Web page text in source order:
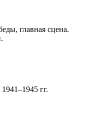
главная сцена.
гг.